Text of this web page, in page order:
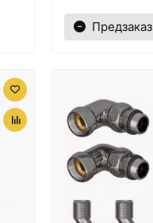
Предзаказ